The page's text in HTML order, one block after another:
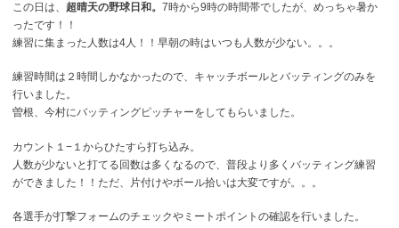
この日は、超晴天の野球日和。7時から9時の時間帯でしたが、めっちゃ暑か
ったです！！
練習に集まった人数は4人！！早朝の時はいつも人数が少ない。。。
練習時間は２時間しかなかったので、キャッチボールとバッティングのみを
行いました。
曽根、今村にバッティングピッチャーをしてもらいました。
カウント１−１からひたすら打ち込み。
人数が少ないと打てる回数は多くなるので、普段より多くバッティング練習
ができました！！ただ、片付けやボール拾いは大変ですが。。。
各選手が打撃フォームのチェックやミートポイントの確認を行いました。